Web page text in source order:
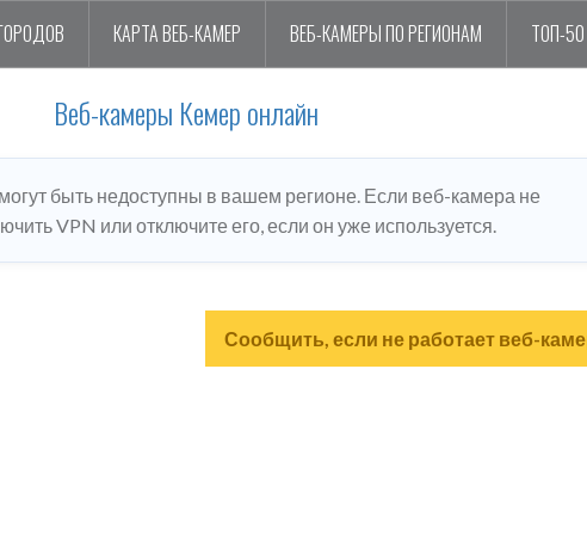
КАРТА ВЕБ-КАМЕР ВЕБ-КАМЕРЫ ПО РЕГИОНАМ ТОП-
Веб-камеры Кемер онлайн
быть недоступны в вашем регионе. Если веб-камера не
VPN или отключите его, если он уже используется.
Сообщить, если не работает веб-